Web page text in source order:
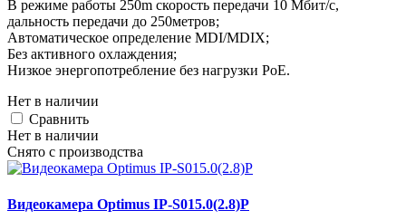
В режиме работы 250m скорость передачи 10 Мбит/с,
дальность передачи до 250метров;
Автоматическое определение MDI/MDIX;
Без активного охлаждения;
Низкое энергопотребление без нагрузки PoE.
Нет в наличии
Cравнить
Нет в наличии
Снято с производства
Видеокамера Optimus IP-S015.0(2.8)P